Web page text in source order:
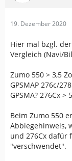
19. Dezember 2020
Hier mal bzgl.
Vergleich (Navi/
Zumo 550 > 3,5
GPSMAP 276c/
GPSMA? 276Cx >
Beim Zumo 550
Abbiegehinweis,
und 276Cx dafür
"verschwendet".